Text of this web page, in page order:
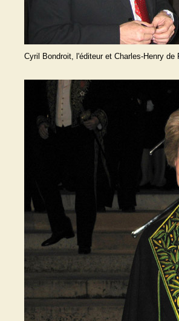
Cyril Bondroit, l'éditeur et Charles-Henry